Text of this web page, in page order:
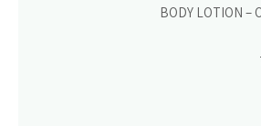
BODY LOTION –